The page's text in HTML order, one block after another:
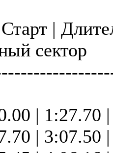
|
сектор
| 1:27.70
| 3:07.50